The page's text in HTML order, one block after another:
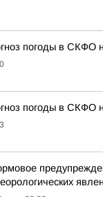
погоды в СКФО
погоды в СКФО